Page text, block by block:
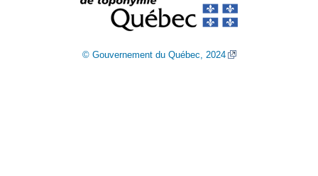
© Gouvernement du Québec, 2024